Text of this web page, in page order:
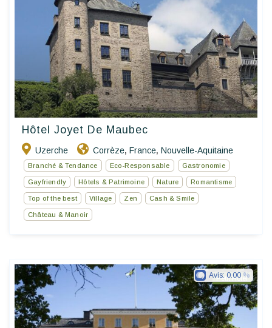
Hôtel Joyet De Maubec
Uzerche Corrèze, France, Nouvelle-Aquitaine
Branché & Tendance Eco-Responsable Gastronomie
Gayfriendly Hôtels & Patrimoine Nature Romantisme
Top of the best Village Zen Cash & Smile
Château & Manoir
Petit Hotel
Avis: 0.00